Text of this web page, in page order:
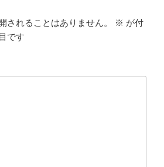
されることはありません。 ※ が付
です